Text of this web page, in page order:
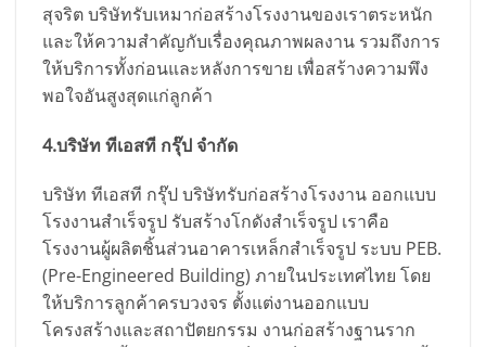
สุจริต บริษัทรับเหมาก่อสร้างโรงงานของเราตระหนัก
และให้ความสำคัญกับเรื่องคุณภาพผลงาน รวมถึงการ
ให้บริการทั้งก่อนและหลังการขาย เพื่อสร้างความพึง
พอใจอันสูงสุดแก่ลูกค้า
4.บริษัท ทีเอสที กรุ๊ป จำกัด
บริษัท ทีเอสที กรุ๊ป บริษัทรับก่อสร้างโรงงาน ออกแบบ
โรงงานสำเร็จรูป รับสร้างโกดังสำเร็จรูป เราคือ
โรงงานผู้ผลิตชิ้นส่วนอาคารเหล็กสำเร็จรูป ระบบ PEB.
(Pre-Engineered Building) ภายในประเทศไทย โดย
ให้บริการลูกค้าครบวงจร ตั้งแต่งานออกแบบ
โครงสร้างและสถาปัตยกรรม งานก่อสร้างฐานราก